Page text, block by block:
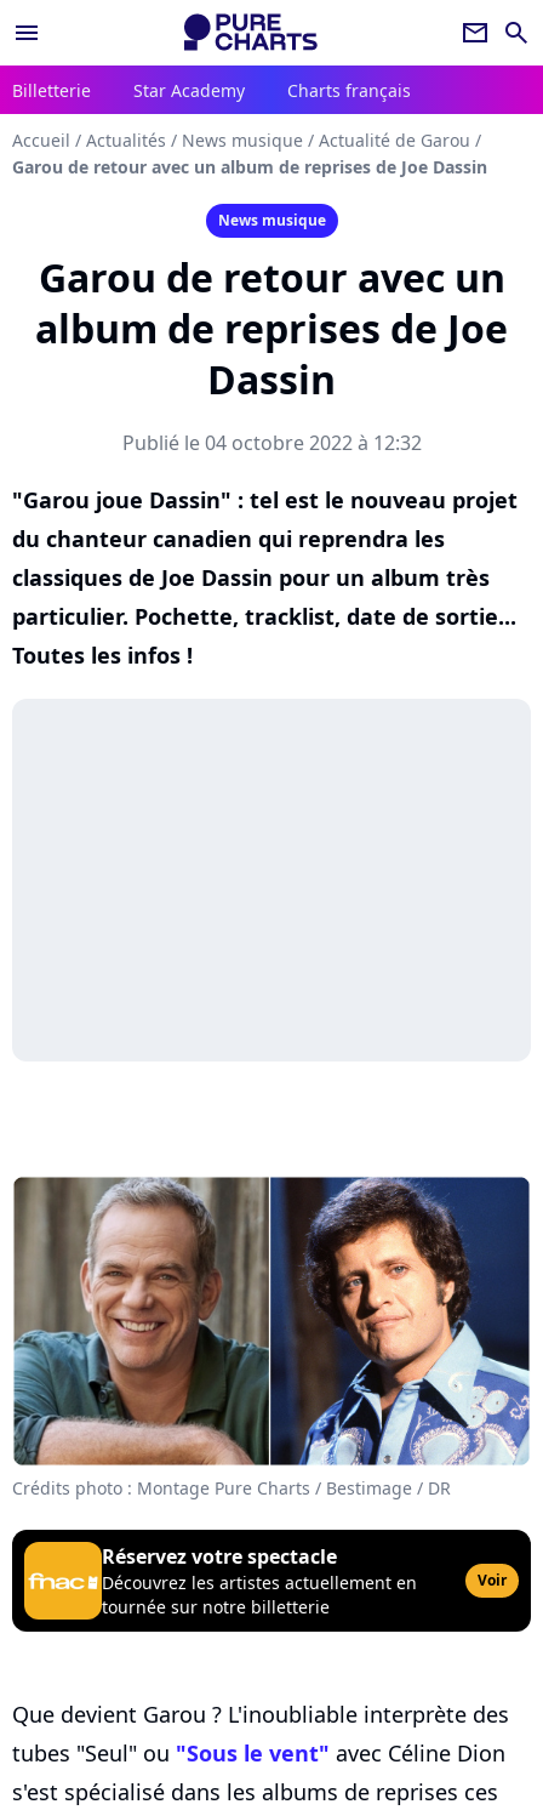
menu newsletter search
Billetterie Star Academy Charts français
Accueil / Actualités / News musique / Actualité de Garou /
Garou de retour avec un album de reprises de Joe Dassin
News musique
Garou de retour avec un
album de reprises de Joe
Dassin
Publié le 04 octobre 2022 à 12:32
"Garou joue Dassin" : tel est le nouveau projet
du chanteur canadien qui reprendra les
classiques de Joe Dassin pour un album très
particulier. Pochette, tracklist, date de sortie...
Toutes les infos !
Crédits photo : Montage Pure Charts / Bestimage / DR
Réservez votre spectacle
Découvrez les artistes actuellement en
tournée sur notre billetterie
Voir
Que devient Garou ? L'inoubliable interprète des
tubes "Seul" ou "Sous le vent" avec Céline Dion
s'est spécialisé dans les albums de reprises ces